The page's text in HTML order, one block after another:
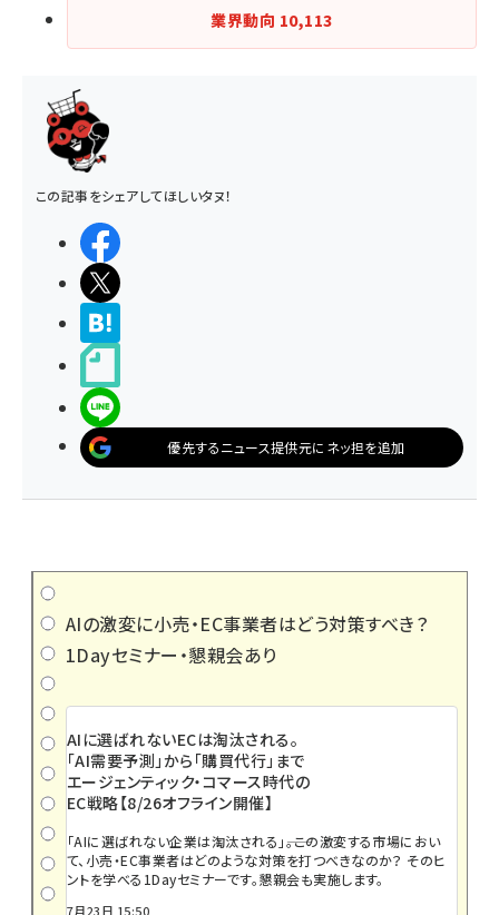
業界動向 10,113
この記事をシェアしてほしいタヌ！
優先するニュース提供元にネッ担を追加
AIの激変に小売・EC事業者はどう対策すべき？
1Dayセミナー・懇親会あり
AIに選ばれないECは淘汰される。
「AI需要予測」から「購買代行」まで
エージェンティック・コマース時代の
EC戦略【8/26オフライン開催】
「AIに選ばれない企業は淘汰される」――。この激変する市場におい
て、小売・EC事業者はどのような対策を打つべきなのか？ そのヒ
ントを学べる1Dayセミナーです。懇親会も実施します。
7月23日 15:50